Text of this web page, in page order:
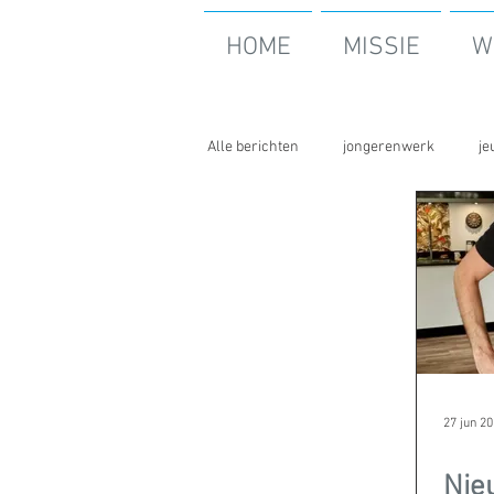
HOME MISSIE
Alle berichten jongerenwerk
27 jun